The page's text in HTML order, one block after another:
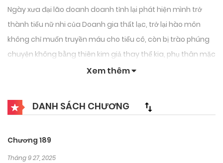
Ngày xưa đại lão doanh doanh tỉnh lại phát hiện mình trở
thành tiểu nữ nhi của Doanh gia thất lạc, trở lại hào môn
không chỉ muốn truyền máu cho tiểu cô, còn bị trào phúng
chuyện không bằng thiên kim giả thay thế kia, phụ thân mặc
kệ chuyện, mẫu thân lại càng thiên vị tiểu cô cảm thấy
là các ngươi nói khi dễ liền khi dễ?
Xem thêm
DANH SÁCH CHƯƠNG
Chương 189
Tháng 9 27, 2025